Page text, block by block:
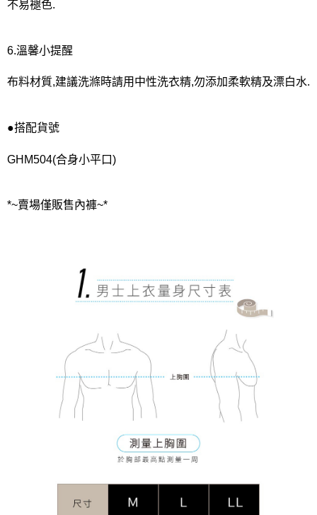
不易褪色.
6.溫馨小提醒
布料材質,建議洗滌時請用中性洗衣精,勿添加柔軟精及漂白水.
●搭配貨號
GHM504(合身小平口)
*~賣場僅販售內褲~*